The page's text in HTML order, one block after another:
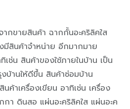
กขายสินค้า ฉากกั้นอะคริลิคใส
มีสินค้าจำหน่าย อีกมากมาย
ช่น สินค้าของใช้ภายในบ้าน เป็น
บ้านให้ดีขึ้น สินค้าซ่อมบ้าน
ค้าเครื่องเขียน อาทิเช่น เครื่อง
กา ดินสอ แผ่นอะคริลิคใส แผ่นอะค